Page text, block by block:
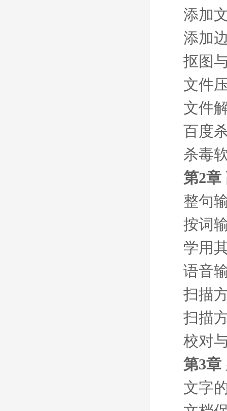
添加
添加
抠图
文件
文件
百度
杀毒
第2章
整句
按词
学用
语音
扫描
扫描
校对
第3章
文字